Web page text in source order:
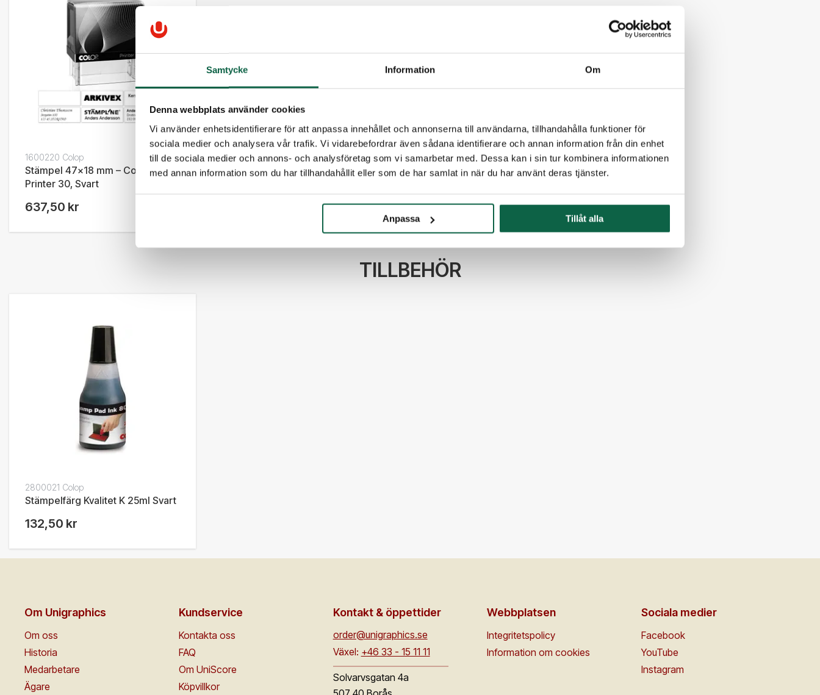
Samtycke Information Om
Denna webbplats använder cookies
Vi använder enhetsidentifierare för att anpassa innehållet och annonserna till användarna, tillhandahålla funktioner för
sociala medier och analysera vår trafik. Vi vidarebefordrar även sådana identifierare och annan information från din enhet
till de sociala medier och annons- och analysföretag som vi samarbetar med. Dessa kan i sin tur kombinera informationen
med annan information som du har tillhandahållit eller som de har samlat in när du har använt deras tjänster.
Anpassa Tillåt alla
1600220 Colop
Stämpel 47x18 mm – Colop
Printer 30, Svart
637,50 kr
TILLBEHÖR
2800021 Colop
Stämpelfärg Kvalitet K 25ml Svart
132,50 kr
Om Unigraphics
Om oss
Historia
Medarbetare
Ägare
Kundservice
Kontakta oss
FAQ
Om UniScore
Köpvillkor
Kontakt & öppettider
order@unigraphics.se
Växel: +46 33 - 15 11 11
Solvarvsgatan 4a
Webbplatsen
Integritetspolicy
Information om cookies
Sociala medier
Facebook
YouTube
Instagram